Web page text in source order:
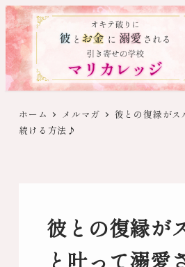
ホーム メルマガ
彼との復縁が
続ける方法♪
彼との復縁が
と叶って溺愛